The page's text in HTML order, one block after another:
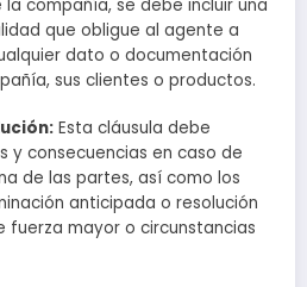
compañía, se debe incluir una
que obligue al agente a
dato o documentación
sus clientes o productos.
Esta cláusula debe
y consecuencias en caso de
de las partes, así como los
anticipada o resolución
mayor o circunstancias